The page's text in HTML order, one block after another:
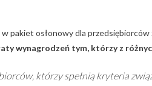
pakiet osłonowy dla przedsiębiorców
wynagrodzeń tym, którzy z
którzy spełnią kryteria